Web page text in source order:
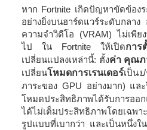
หาก Fortnite เกิดปัญหาขัดข้องร
อย่างยิ่งบนฮาร์ดแวร์ระดับกลา
ความจำวิดีโอ (VRAM) ไม่เพีย
ไป ใน Fortnite ให้เปิดกา
เปลี่ยนแปลงเหล่านี้: ตั้งค่า คุณภ
เปลี่ยนโหมดการเรนเดอร์เป็น
ภาระของ GPU อย่างมาก) แล
โหมดประสิทธิภาพได้รับการออ
ได้ไม่เต็มประสิทธิภาพโดยเฉพ
รูปแบบที่เบากว่า และเป็นหนึ่ง